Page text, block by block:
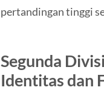
pertandingan tinggi
Segunda
Identitas dan